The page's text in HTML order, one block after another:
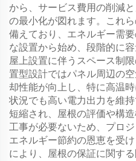
から、サービス費用の削減
の最小化が図れます。これ
備えており、エネルギー需
な設置から始め、段階的に
屋上設置に伴うスペース制
置型設計ではパネル周辺の
却性能が向上し、特に高温
状況でも高い電力出力を維
短縮され、屋根の評価や構
工事が必要ないため、プロ
エネルギー節約の恩恵を受
により、屋根の保証に関す